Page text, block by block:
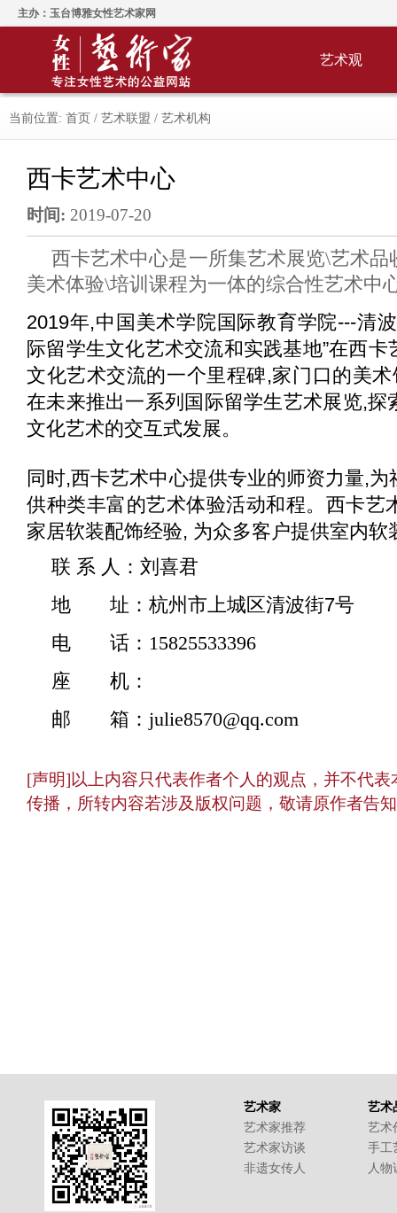
主办：玉台博雅女性艺术家网
艺术观
当前位置: 首页 / 艺术联盟 / 艺术机构
西卡艺术中心
时间: 2019-07-20
西卡艺术中心是一所集艺术展览\艺术
美术体验\培训课程为一体的综合性艺术中
2019年,中国美术学院国际教育学院---清
际留学生文化艺术交流和实践基地”在西
文化艺术交流的一个里程碑,家门口的美
在未来推出一系列国际留学生艺术展览,探
文化艺术的交互式发展。
同时,西卡艺术中心提供专业的师资力量,
供种类丰富的艺术体验活动和程。西卡艺
家居软装配饰经验, 为众多客户提供室内软
联 系 人： 刘喜君
地 址： 杭州市上城区清波街7号
电 话： 15825533396
座 机：
邮 箱： julie8570@qq.com
[声明]以上内容只代表作者个人的观点，并不代
传播，所转内容若涉及版权问题，敬请原作者告
艺术家
艺术家推荐
艺术家访谈
非遗女传人
艺术
艺术
手工
人物